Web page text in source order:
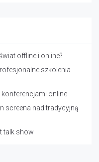
offline i online?
szkolenia
online
screena nad tradycyjną
talk show